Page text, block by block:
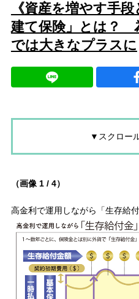
《資産を増やす手
建て保険」とは？
では大きなプラスに
▼スクロー
（画像 1 / 4）
高金利で運用しながら「生存給